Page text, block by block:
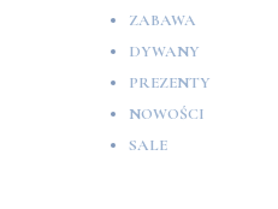
ZABAWA
DYWANY
PREZENTY
NOWOŚCI
SALE